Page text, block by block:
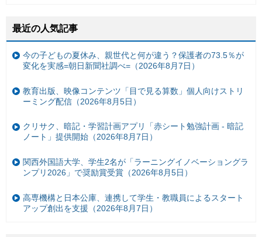
最近の人気記事
今の子どもの夏休み、親世代と何が違う？保護者の73.5％が
変化を実感=朝日新聞社調べ=（2026年8月7日）
教育出版、映像コンテンツ「目で見る算数」個人向けストリ
ーミング配信（2026年8月5日）
クリサク、暗記・学習計画アプリ「赤シート勉強計画 - 暗記
ノート」提供開始（2026年8月7日）
関西外国語大学、学生2名が「ラーニングイノベーショングラ
ンプリ2026」で奨励賞受賞（2026年8月5日）
高専機構と日本公庫、連携して学生・教職員によるスタート
アップ創出を支援（2026年8月7日）